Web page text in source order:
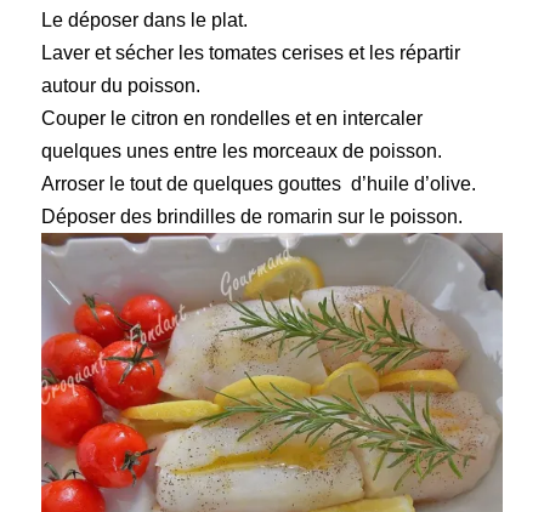
Le déposer dans le plat.
Laver et sécher les tomates cerises et les répartir
autour du poisson.
Couper le citron en rondelles et en intercaler
quelques unes entre les morceaux de poisson.
Arroser le tout de quelques gouttes d’huile d’olive.
Déposer des brindilles de romarin sur le poisson.